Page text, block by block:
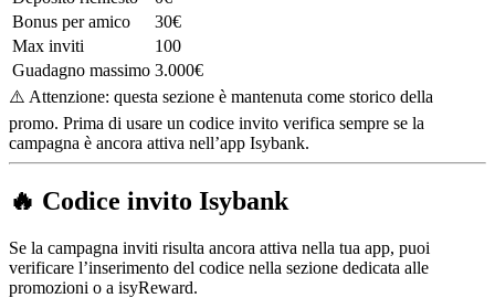
Bonus per amico
30€
Max inviti
100
Guadagno massimo 3.000€
⚠️ Attenzione: questa sezione è mantenuta come storico della
promo. Prima di usare un codice invito verifica sempre se la
campagna è ancora attiva nell’app Isybank.
🔥 Codice invito Isybank
Se la campagna inviti risulta ancora attiva nella tua app, puoi
verificare l’inserimento del codice nella sezione dedicata alle
promozioni o a isyReward.